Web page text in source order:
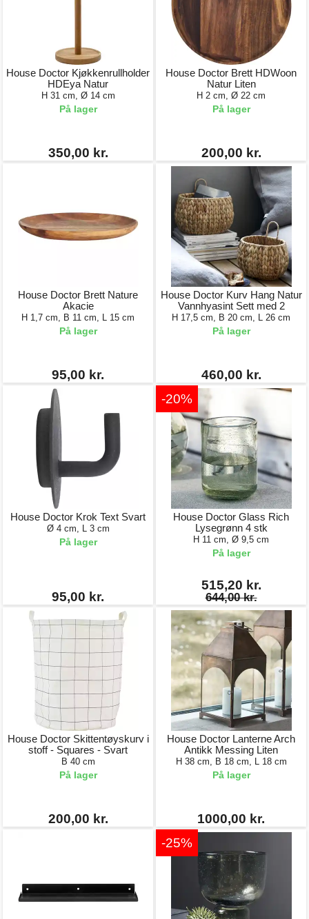
House Doctor Kjøkkenrullholder
HDEya Natur
H 31 cm, Ø 14 cm
På lager
350,00 kr.
House Doctor Brett HDWoon
Natur Liten
H 2 cm, Ø 22 cm
På lager
200,00 kr.
House Doctor Brett Nature
Akacie
H 1,7 cm, B 11 cm, L 15 cm
På lager
95,00 kr.
House Doctor Kurv Hang Natur
Vannhyasint Sett med 2
H 17,5 cm, B 20 cm, L 26 cm
På lager
460,00 kr.
House Doctor Krok Text Svart
Ø 4 cm, L 3 cm
På lager
95,00 kr.
-20%
House Doctor Glass Rich
Lysegrønn 4 stk
H 11 cm, Ø 9,5 cm
På lager
515,20 kr.
644,00 kr.
House Doctor Skittentøyskurv i
stoff - Squares - Svart
B 40 cm
På lager
200,00 kr.
House Doctor Lanterne Arch
Antikk Messing Liten
H 38 cm, B 18 cm, L 18 cm
På lager
1000,00 kr.
-25%